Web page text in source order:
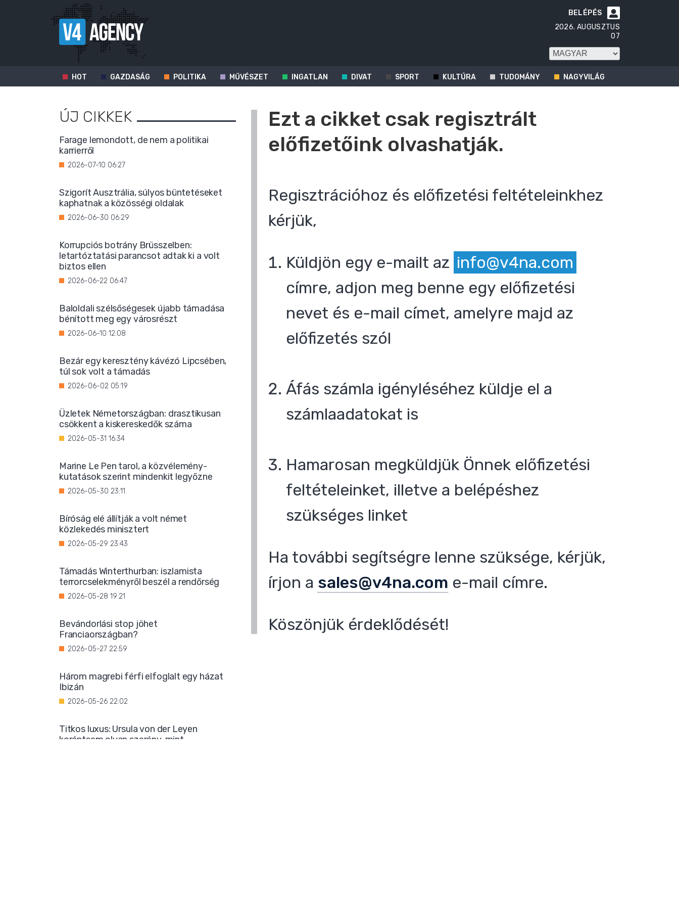

BELÉPÉS
2026. AUGUSZTUS
07
HOT GAZDASÁG POLITIKA MŰVÉSZET INGATLAN DIVAT SPORT KULTÚRA TUDOMÁNY NAGYVILÁG
Ezt a cikket csak regisztrált
előfizetőink olvashatják.
Regisztrációhoz és előfizetési feltételeinkhez
kérjük,
Küldjön egy e-mailt az info@v4na.com
címre, adjon meg benne egy előfizetési
nevet és e-mail címet, amelyre majd az
előfizetés szól
Áfás számla igényléséhez küldje el a
számlaadatokat is
Hamarosan megküldjük Önnek előfizetési
feltételeinket, illetve a belépéshez
szükséges linket
Ha további segítségre lenne szüksége, kérjük,
írjon a sales@v4na.com e-mail címre.
Köszönjük érdeklődését!
ÚJ CIKKEK
Farage lemondott, de nem a politikai
karrierről
2026-07-10 06:27
Szigorít Ausztrália, súlyos büntetéseket
kaphatnak a közösségi oldalak
2026-06-30 06:29
Korrupciós botrány Brüsszelben:
letartóztatási parancsot adtak ki a volt
biztos ellen
2026-06-22 06:47
Baloldali szélsőségesek újabb támadása
bénított meg egy városrészt
2026-06-10 12:08
Bezár egy keresztény kávézó Lipcsében,
túl sok volt a támadás
2026-06-02 05:19
Üzletek Németországban: drasztikusan
csökkent a kiskereskedők száma
2026-05-31 16:34
Marine Le Pen tarol, a közvélemény-
kutatások szerint mindenkit legyőzne
2026-05-30 23:11
Bíróság elé állítják a volt német
közlekedés minisztert
2026-05-29 23:43
Támadás Winterthurban: iszlamista
terrorcselekményről beszél a rendőrség
2026-05-28 19:21
Bevándorlási stop jöhet
Franciaországban?
2026-05-27 22:59
Három magrebi férfi elfoglalt egy házat
Ibizán
2026-05-26 22:02
Titkos luxus: Ursula von der Leyen
korántsem olyan szerény, mint